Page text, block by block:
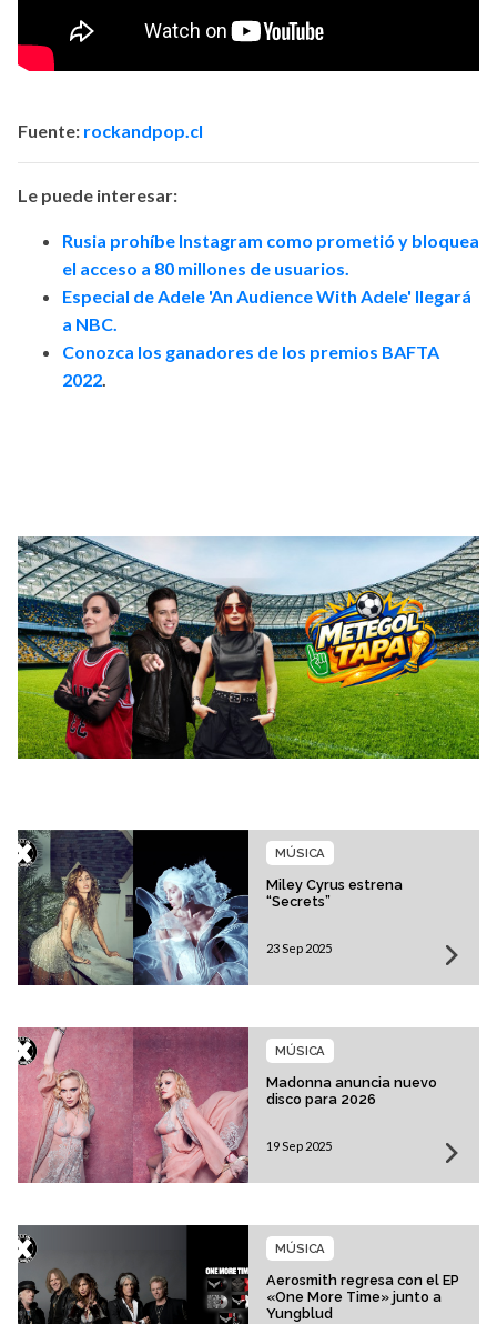
Fuente: rockandpop.cl
Le puede interesar:
Rusia prohíbe Instagram como prometió y bloquea
el acceso a 80 millones de usuarios.
Especial de Adele 'An Audience With Adele' llegará
a NBC.
Conozca los ganadores de los premios BAFTA
2022.
Miley Cyrus estrena
“Secrets”
MÚSICA
23 Sep 2025
Madonna anuncia nuevo
disco para 2026
MÚSICA
19 Sep 2025
Aerosmith regresa con el EP
«One More Time» junto a
Yungblud
MÚSICA